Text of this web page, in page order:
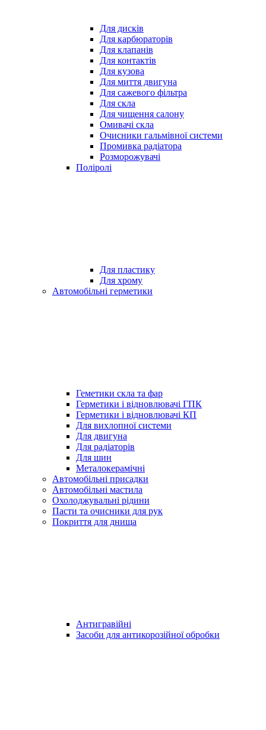
Для дисків
Для карбюраторів
Для клапанів
Для контактів
Для кузова
Для миття двигуна
Для сажевого фільтра
Для скла
Для чищення салону
Омивачі скла
Очисники гальмівної системи
Промивка радіатора
Розморожувачі
Поліролі
Для пластику
Для хрому
Автомобільні герметики
Геметики скла та фар
Герметики і відновлювачі ГПК
Герметики і відновлювачі КП
Для вихлопної системи
Для двигуна
Для радіаторів
Для шин
Металокерамічні
Автомобільні присадки
Автомобільні мастила
Охолоджувальні рідини
Пасти та очисники для рук
Покриття для днища
Антигравійні
Засоби для антикорозійної обробки